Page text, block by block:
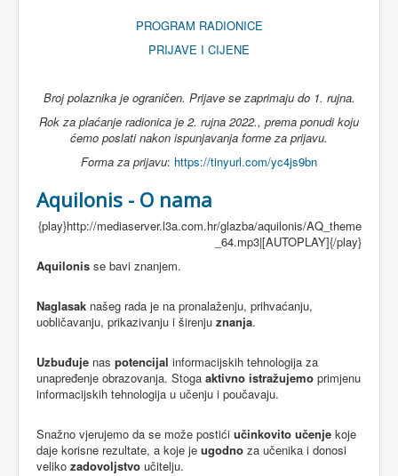
PROGRAM RADIONICE
PRIJAVE I CIJENE
Broj polaznika je ograničen. Prijave se zaprimaju do 1. rujna.
Rok za plaćanje radionica je 2. rujna 2022., prema ponudi koju
ćemo poslati nakon ispunjavanja forme za prijavu.
Forma za prijavu: https://tinyurl.com/yc4js9bn
Aquilonis - O nama
{play}http://mediaserver.l3a.com.hr/glazba/aquilonis/AQ_theme
_64.mp3|[AUTOPLAY]{/play}
Aquilonis se bavi znanjem.
Naglasak našeg rada je na pronalaženju, prihvaćanju,
uobličavanju, prikazivanju i širenju znanja.
Uzbuđuje nas potencijal informacijskih tehnologija za
unapređenje obrazovanja. Stoga aktivno istražujemo primjenu
informacijskih tehnologija u učenju i poučavaju.
Snažno vjerujemo da se može postići učinkovito učenje koje
daje korisne rezultate, a koje je ugodno za učenika i donosi
veliko zadovoljstvo učitelju.